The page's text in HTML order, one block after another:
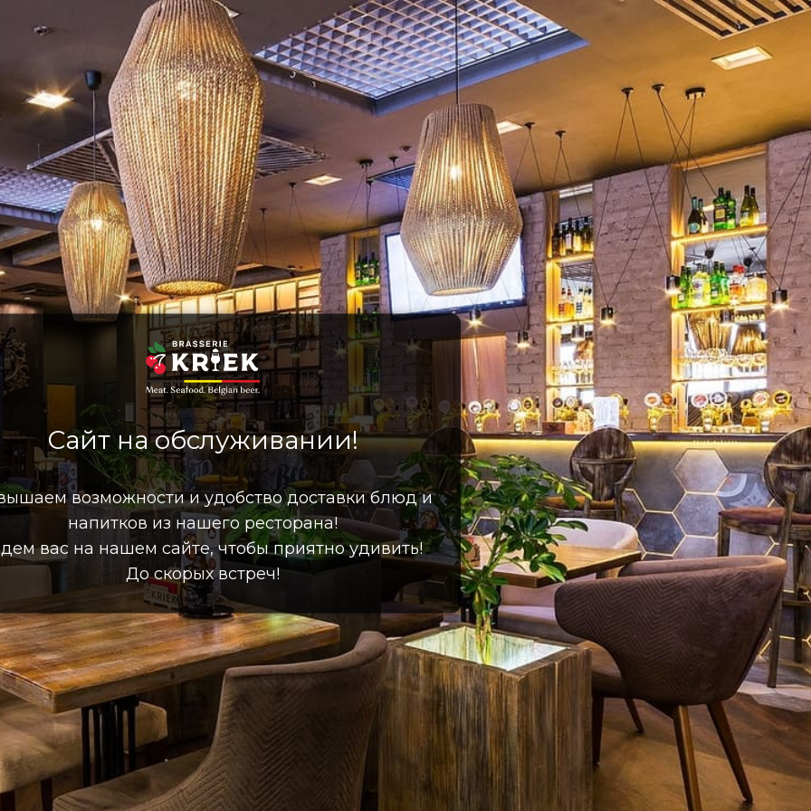
Сайт на обслуживании!
возможности и удобство доставки блюд и
напитков из нашего ресторана!
вас на нашем сайте, чтобы приятно удивить!
До скорых встреч!